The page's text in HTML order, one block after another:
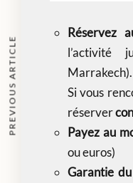
Réservez
l’activité
Marrakech).
Si vous
réserver
Payez au
ou euros)
Garantie
PREVIOUS ARTICLE